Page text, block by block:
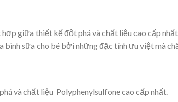
giữa thiết kế đột phá và chất liệu cao cấp
sữa cho bé bởi những đặc tính ưu việt mà
và chất liệu Polyphenylsulfone cao cấp nhất.